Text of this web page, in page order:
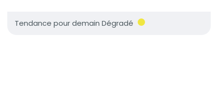
Tendance pour demain Dégradé